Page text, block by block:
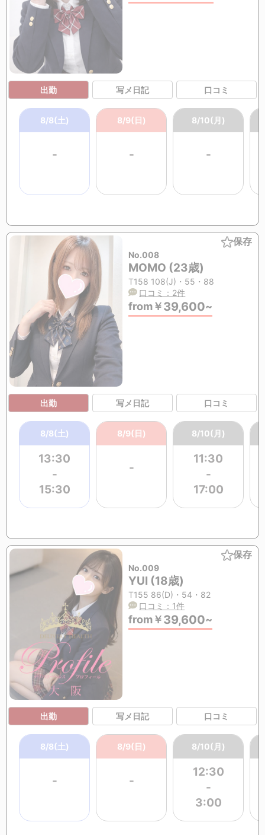
出勤 写メ日記 口コミ
8/8(土)
-
8/9(日)
-
8/10(月)
-
保存
No.008
MOMO (23歳)
T158 108(J)・55・88
口コミ：2件
from￥39,600~
出勤 写メ日記 口コミ
8/8(土)
13:30
-
15:30
8/9(日)
-
8/10(月)
11:30
-
17:00
保存
No.009
YUI (18歳)
T155 86(D)・54・82
口コミ：1件
from￥39,600~
出勤 写メ日記 口コミ
8/8(土)
-
8/9(日)
-
8/10(月)
12:30
-
3:00